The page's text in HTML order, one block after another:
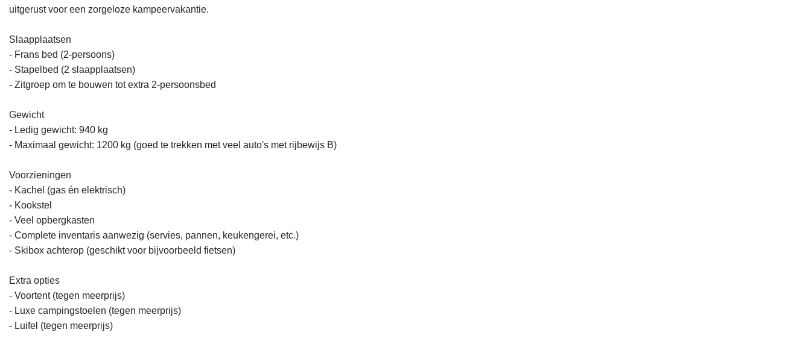
uitgerust voor een zorgeloze kampeervakantie.
Slaapplaatsen
- Frans bed (2-persoons)
- Stapelbed (2 slaapplaatsen)
- Zitgroep om te bouwen tot extra 2-persoonsbed
Gewicht
- Ledig gewicht: 940 kg
- Maximaal gewicht: 1200 kg (goed te trekken met veel auto's met rijbewijs B)
Voorzieningen
- Kachel (gas én elektrisch)
- Kookstel
- Veel opbergkasten
- Complete inventaris aanwezig (servies, pannen, keukengerei, etc.)
- Skibox achterop (geschikt voor bijvoorbeeld fietsen)
Extra opties
- Voortent (tegen meerprijs)
- Luxe campingstoelen (tegen meerprijs)
- Luifel (tegen meerprijs)